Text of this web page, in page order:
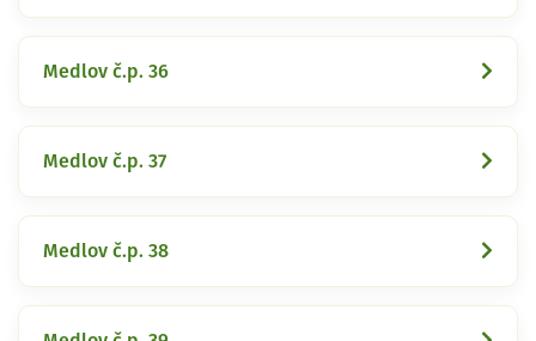
Medlov č.p. 36
Medlov č.p. 37
Medlov č.p. 38